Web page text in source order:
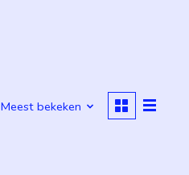
Meest bekeken